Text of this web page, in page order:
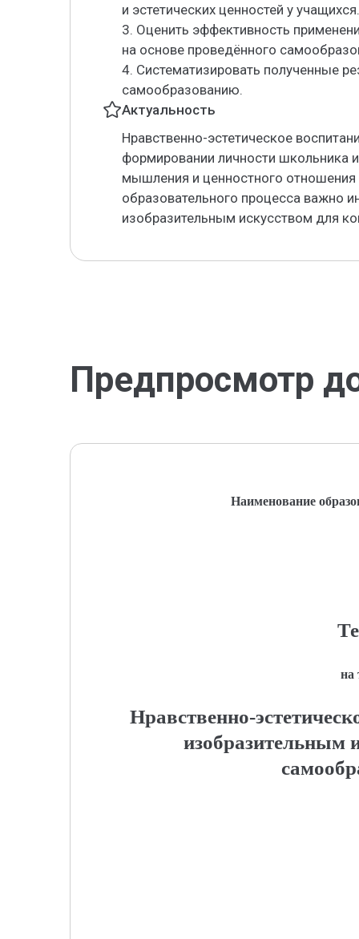
и эстетических ценностей у учащихся.
3. Оценить эффективность
на основе проведённого
4. Систематизировать полученные
самообразованию.
Актуальность
Нравственно-эстетическое
формировании личности школьника
мышления и ценностного отношения
образовательного процесса важно
изобразительным искусством для
Предпросмотр
Наименование
на
Нравственно-
изобразительным